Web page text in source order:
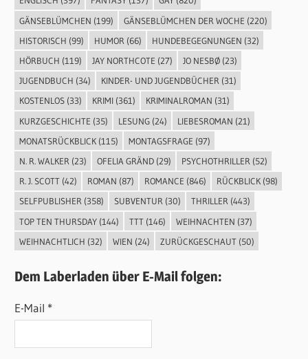
GÄNSEBLÜMCHEN (199) GÄNSEBLÜMCHEN DER WOCHE (220)
HISTORISCH (99) HUMOR (66) HUNDEBEGEGNUNGEN (32)
HÖRBUCH (119) JAY NORTHCOTE (27) JO NESBØ(23)
JUGENDBUCH (34) KINDER- UND JUGENDBÜCHER(31)
KOSTENLOS(33) KRIMI(361) KRIMINALROMAN (31)
KURZGESCHICHTE (35) LESUNG(24) LIEBESROMAN (21)
MONATSRÜCKBLICK(115) MONTAGSFRAGE (97)
N. R. WALKER (23) OFELIA GRÄND(29) PSYCHOTHRILLER (52)
R. J. SCOTT(42) ROMAN (87) ROMANCE (846) RÜCKBLICK(98)
SELFPUBLISHER(358) SUBVENTUR(30) THRILLER(443)
TOP TEN THURSDAY(144) TTT(146) WEIHNACHTEN (37)
WEIHNACHTLICH (32) WIEN (24) ZURÜCKGESCHAUT(50)
Dem Laberladen über E-Mail folgen:
E-Mail *